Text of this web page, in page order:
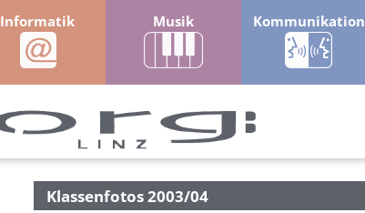
Informatik Musik Kommunikation
Klassenfotos 2003/04